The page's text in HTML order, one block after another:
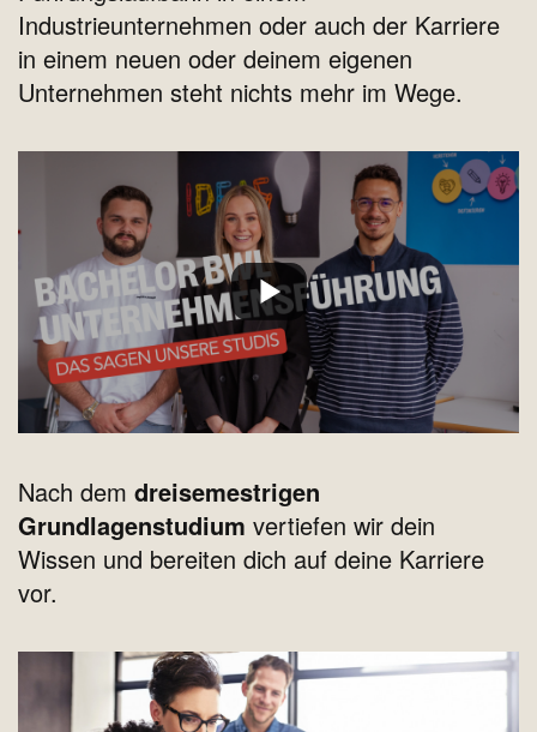
Industrieunternehmen oder auch der Karriere
in einem neuen oder deinem eigenen
Unternehmen steht nichts mehr im Wege.
Nach dem dreisemestrigen
Grundlagenstudium vertiefen wir dein
Wissen und bereiten dich auf deine Karriere
vor.